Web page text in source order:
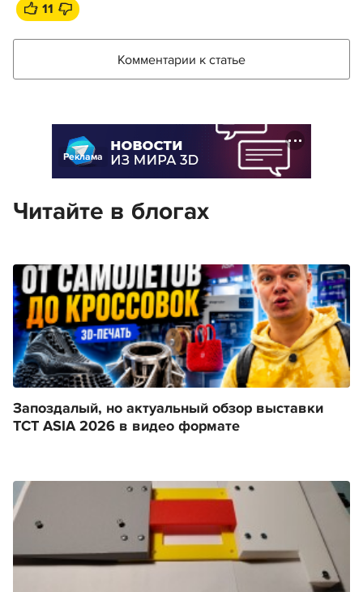
11
Комментарии к статье
Реклама
Читайте в блогах
Запоздалый, но актуальный обзор выставки
TCT ASIA 2026 в видео формате